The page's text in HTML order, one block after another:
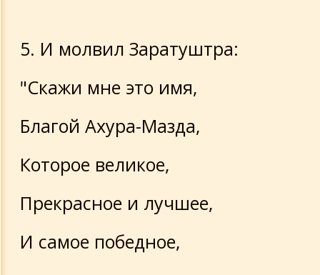
5. И молвил Заратуштра:
"Скажи мне это имя,
Благой Ахура-Мазда,
Которое великое,
Прекрасное и лучшее,
И самое победное,